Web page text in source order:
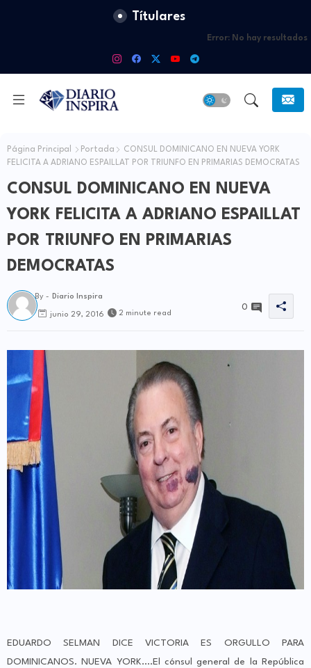
Títulares
Error: No hay resultados
Página Principal Portada
CONSUL DOMINICANO EN NUEVA YORK
FELICITA A ADRIANO ESPAILLAT POR TRIUNFO EN PRIMARIAS DEMOCRATAS
CONSUL DOMINICANO EN NUEVA
YORK FELICITA A ADRIANO ESPAILLAT
POR TRIUNFO EN PRIMARIAS
DEMOCRATAS
By - Diario Inspira
junio 29, 2016 2 minute read
0
EDUARDO SELMAN DICE VICTORIA ES ORGULLO PARA
DOMINICANOS. NUEVA YORK….El cónsul general de la República